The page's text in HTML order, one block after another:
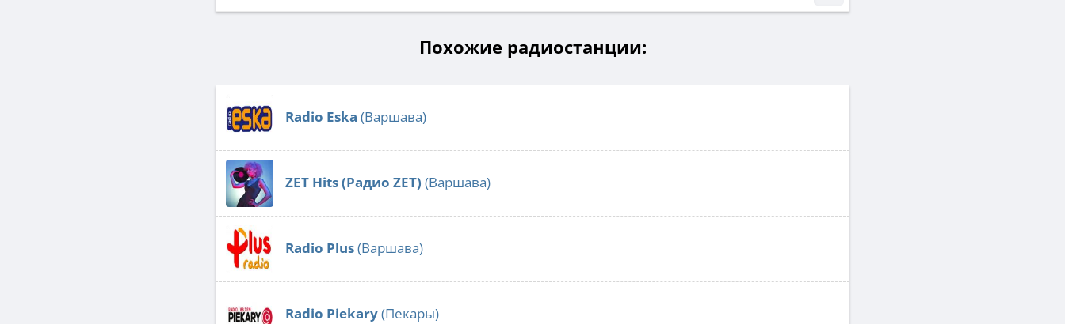
Похожие радиостанции:
Radio Eska (Варшава)
ZET Hits (Радио ZET) (Варшава)
Radio Plus(Варшава)
Radio Piekary(Пекары)